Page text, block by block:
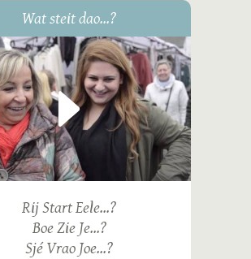
Wat steit dao...?
Rij Start Eele...?
Boe Zie Je...?
Sjé Vrao Joe...?